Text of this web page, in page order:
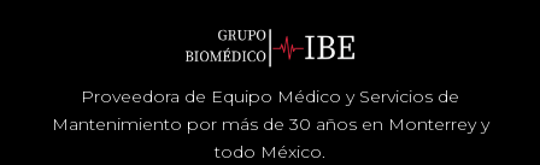
Proveedora de Equipo Médico y Servicios de
Mantenimiento por más de 30 años en Monterrey y
todo México.